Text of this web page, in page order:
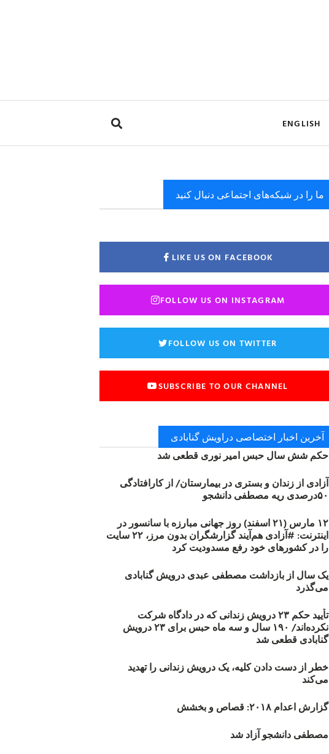
ENGLISH
ما را در شبکه‌های اجتماعی دنبال کنید
LIKE US ON FACEBOOK
FOLLOW US ON INSTAGRAM
FOLLOW US ON TWITTER
SUBSCRIBE TO OUR CHANNEL
آخرین اخبار اختصاصی دراویش گنابادی
حکم شش سال حبس امیر نوری قطعی شد
آزادی از زندان و بستری در بیمارستان/ از کارافتادگی
۵۰درصدی ریه مصطفی دانشجو
۱۲ مارس (۲۱ اسفند) روز جهانی مبارزه با سانسور در
اینترنت: #آزادی هم‌آیند گزارشگران‌ بدون مرز، ۲۲ سایت
را در کشورهای خود رفع مسدودیت کرد
یک سال از بازداشت مصطفی عبدی درویش گنابادی
می‌گذرد
تأیید حکم ۲۳ درویش زندانی که در دادگاه شرکت
نکرده‌اند/ ۱۹۰ سال و سه ماه حبس برای ۲۳ درویش
گنابادی قطعی شد
خطر از دست دادن کلیه، یک درویش زندانی را تهدید
می‌کند
گزارش اعدام ۲۰۱۸: قصاص و بخشش
مصطفی دانشجو آزاد شد